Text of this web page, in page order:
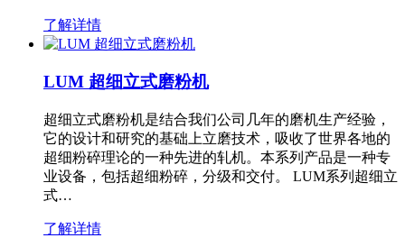
了解详情
LUM 超细立式磨粉机
超细立式磨粉机是结合我们公司几年的磨机生产经验，
它的设计和研究的基础上立磨技术，吸收了世界各地的
超细粉碎理论的一种先进的轧机。本系列产品是一种专
业设备，包括超细粉碎，分级和交付。 LUM系列超细立
式…
了解详情